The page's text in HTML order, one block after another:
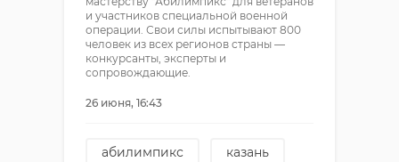
и участников специальной военной
операции. Свои силы испытывают 800
человек из всех регионов страны —
конкурсанты, эксперты и
сопровождающие.
26 июня, 16:43
абилимпикс казань